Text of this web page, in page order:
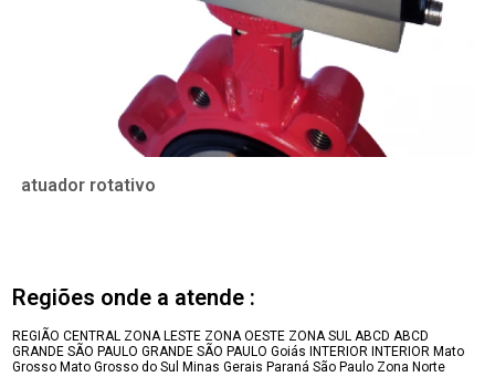
atuador rotativo
Regiões onde a atende :
REGIÃO CENTRAL ZONA LESTE ZONA OESTE ZONA SUL ABCD ABCD
GRANDE SÃO PAULO GRANDE SÃO PAULO Goiás INTERIOR INTERIOR Mato
Grosso Mato Grosso do Sul Minas Gerais Paraná São Paulo Zona Norte